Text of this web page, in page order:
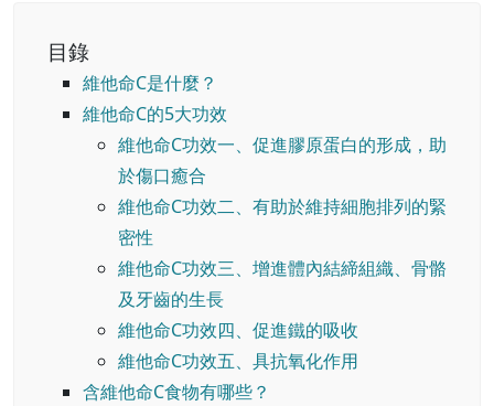
目錄
維他命C是什麼？
維他命C的5大功效
維他命C功效一、促進膠原蛋白的形成，助
於傷口癒合
維他命C功效二、有助於維持細胞排列的緊
密性
維他命C功效三、增進體內結締組織、骨骼
及牙齒的生長
維他命C功效四、促進鐵的吸收
維他命C功效五、具抗氧化作用
含維他命C食物有哪些？